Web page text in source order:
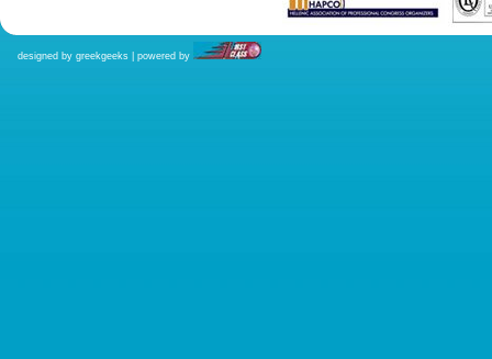
designed by greekgeeks | powered by